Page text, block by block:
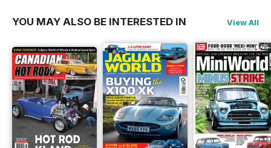
YOU MAY ALSO BE INTERESTED IN View All